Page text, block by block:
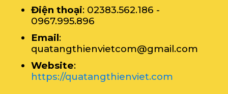
Điện thoại: 02383.562.186 -
0967.995.896
Email:
quatangthienvietcom@gmail.com
Website:
https://quatangthienviet.com